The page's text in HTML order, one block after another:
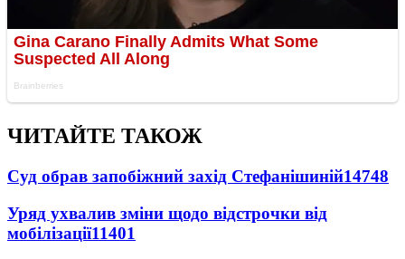
ЧИТАЙТЕ ТАКОЖ
Суд обрав запобіжний захід Стефанішиній14748
Уряд ухвалив зміни щодо відстрочки від
мобілізації11401